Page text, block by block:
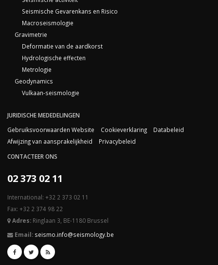
Seismische Gevarenkans en Risico
Macroseismologie
Gravimetrie
Deformatie van de aardkorst
Hydrologische effecten
Metrologie
Geodynamics
Vulkaan-seismologie
JURIDISCHE MEDEDELINGEN
Gebruiksvoorwaarden Website
Cookieverklaring
Databeleid
Afwijzing van aansprakelijkheid
Privacybeleid
CONTACTEER ONS
02 373 02 11
International: +32 2 373 02 11
Fax: +32 2 374 98 22
Adres: Ringlaan 3, BE-1180 Brussel
Email: seismo.info@seismology.be